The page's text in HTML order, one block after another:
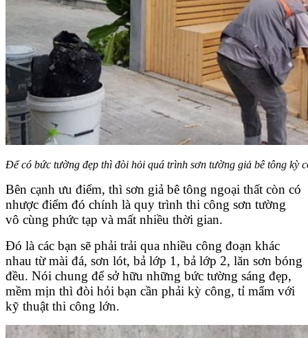
Để có bức tường đẹp thì đòi hỏi quá trình sơn tường giả bê tông kỳ
Bên cạnh ưu điểm, thì sơn giả bê tông ngoại thất còn có
nhược điểm đó chính là quy trình thi công sơn tường
vô cùng phức tạp và mất nhiều thời gian.
Đó là các bạn sẽ phải trải qua nhiều công đoạn khác
nhau từ mài đá, sơn lót, bả lớp 1, bả lớp 2, lăn sơn bóng
đều. Nói chung để sở hữu những bức tường sáng đẹp,
mềm mịn thì đòi hỏi bạn cần phải kỳ công, tỉ mẩm với
kỹ thuật thi công lớn.